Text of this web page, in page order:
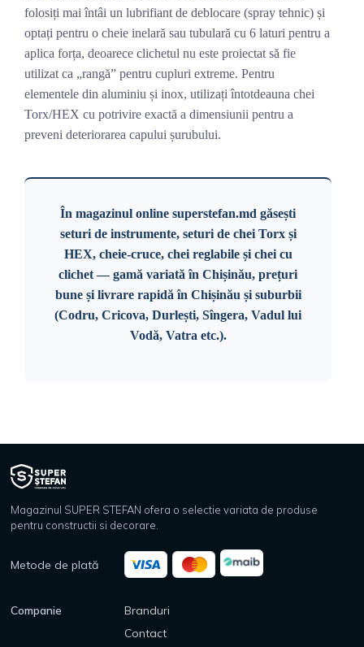
folosiți mai întâi un lubrifiant de deblocare (spray tehnic) și
optați pentru o cheie inelară sau tubulară cu 6 laturi pentru a
aplica forța, deoarece clichetul nu este proiectat să fie
utilizat ca „rangă” pentru cupluri extreme. Pentru
elementele din aluminiu și inox, utilizați întotdeauna chei
Torx/HEX cu potrivire exactă a dimensiunii pentru a
preveni deteriorarea capului șurubului.
În magazinul online superstefan.md găsești
seturi de instrumente, seturi de chei Torx și
HEX, cheie-cruce, chei reglabile și chei cu
clichet — gamă variată în Chișinău, prețuri
bune și livrare rapidă în Chișinău și suburbii
(Codru, Cricova, Durlești, Sîngera, Vadul lui
Vodă, Vatra etc.).
Magazinul SUPER STEFAN ofera o selectie variata de produse
pentru constructii si decorare.
Metode de plată
Companie
Branduri
Contact